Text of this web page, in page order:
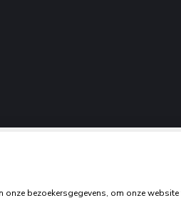
bezoekersgegevens, om onze